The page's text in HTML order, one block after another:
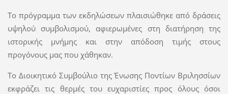
Το πρόγραμμα των εκδηλώσεων πλαισιώθηκε από δράσεις
υψηλού συμβολισμού, αφιερωμένες στη διατήρηση της
ιστορικής μνήμης και στην απόδοση τιμής στους
προγόνους μας που χάθηκαν.
Το Διοικητικό Συμβούλιο της Ένωσης Ποντίων Βριλησσίων
εκφράζει τις θερμές του ευχαριστίες προς όλους όσοι